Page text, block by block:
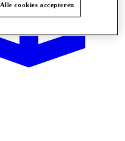
Alle cookies accepteren